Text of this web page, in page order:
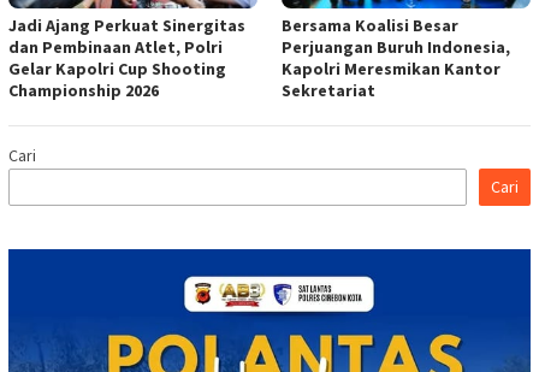
Jadi Ajang Perkuat Sinergitas
dan Pembinaan Atlet, Polri
Gelar Kapolri Cup Shooting
Championship 2026
Bersama Koalisi Besar
Perjuangan Buruh Indonesia,
Kapolri Meresmikan Kantor
Sekretariat
Cari
Cari